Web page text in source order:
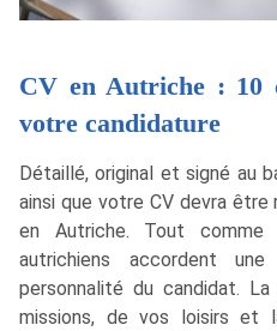
CV en Autriche : 10
votre candidature
Détaillé, original et signé au
ainsi que votre CV devra être
en Autriche. Tout comme
autrichiens accordent
personnalité du candidat.
missions, de vos loisirs et